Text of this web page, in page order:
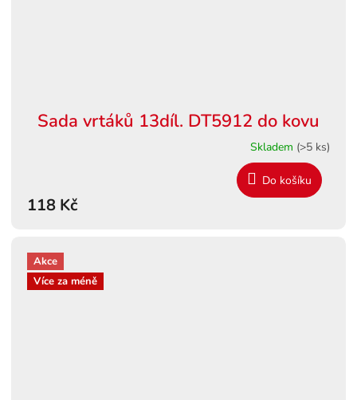
Sada vrtáků 13díl. DT5912 do kovu
Skladem (>5 ks)
118 Kč
Do košíku
Akce
Více za méně